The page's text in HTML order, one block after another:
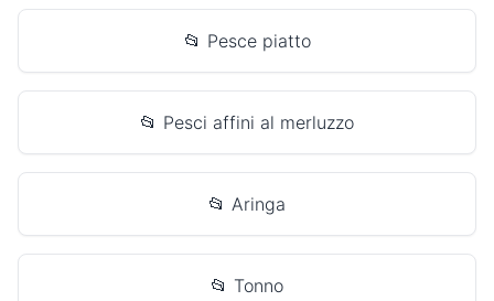
📂 Pesce piatto
📂 Pesci affini al merluzzo
📂 Aringa
📂 Tonno